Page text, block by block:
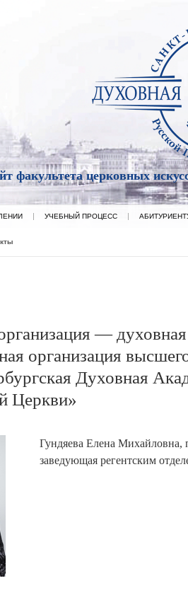
факультета церковных
УЧЕБНЫЙ ПРОЦЕСС
— духовная
организация
Духовная
Церкви»
Гундяева Елена Михайловна,
заведующая регентским